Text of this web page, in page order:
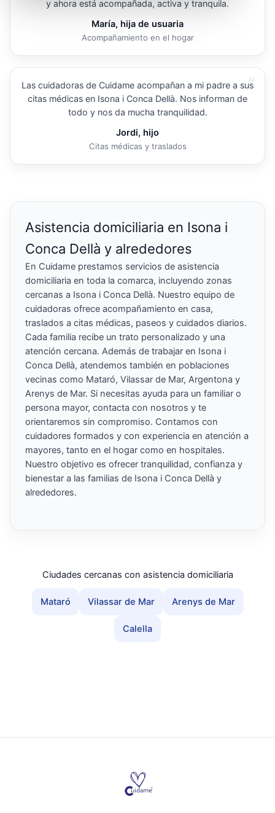
y ahora está acompañada, activa y tranquila.
María, hija de usuaria
Acompañamiento en el hogar
“
Las cuidadoras de Cuidame acompañan a mi padre a sus
citas médicas en Isona i Conca Dellà. Nos informan de
todo y nos da mucha tranquilidad.
Jordi, hijo
Citas médicas y traslados
Asistencia domiciliaria en Isona i
Conca Dellà y alrededores
En Cuidame prestamos servicios de asistencia
domiciliaria en toda la comarca, incluyendo zonas
cercanas a Isona i Conca Dellà. Nuestro equipo de
cuidadoras ofrece acompañamiento en casa,
traslados a citas médicas, paseos y cuidados diarios.
Cada familia recibe un trato personalizado y una
atención cercana. Además de trabajar en Isona i
Conca Dellà, atendemos también en poblaciones
vecinas como Mataró, Vilassar de Mar, Argentona y
Arenys de Mar. Si necesitas ayuda para un familiar o
persona mayor, contacta con nosotros y te
orientaremos sin compromiso. Contamos con
cuidadores formados y con experiencia en atención a
mayores, tanto en el hogar como en hospitales.
Nuestro objetivo es ofrecer tranquilidad, confianza y
bienestar a las familias de Isona i Conca Dellà y
alrededores.
Ciudades cercanas con asistencia domiciliaria
Mataró Vilassar de Mar Arenys de Mar
Calella